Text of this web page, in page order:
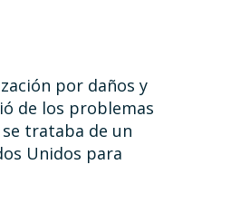
por daños y
de los problemas
trataba de un
Unidos para